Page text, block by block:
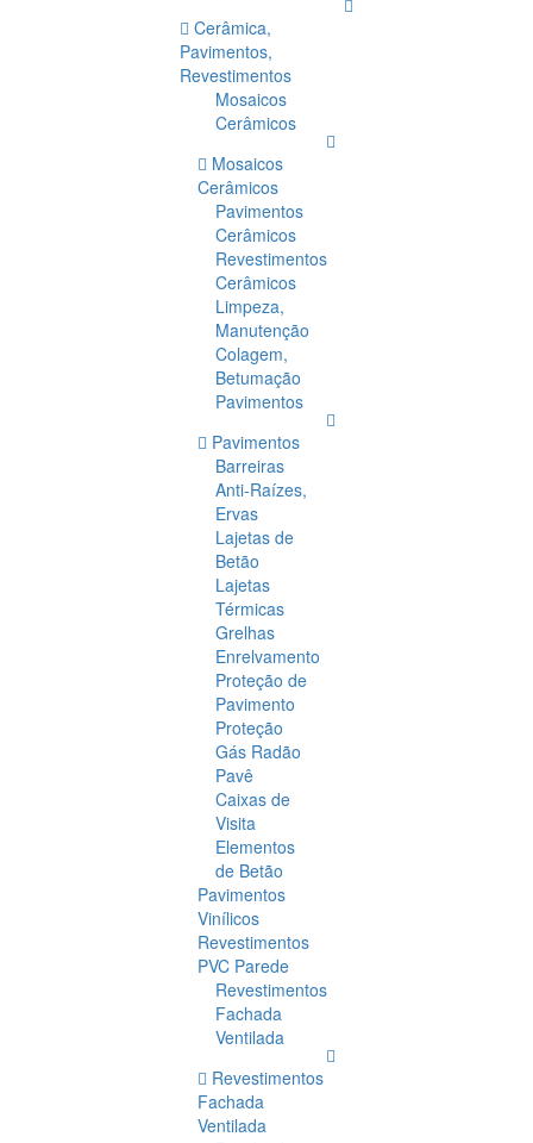
Cerâmica,
Pavimentos,
Revestimentos
Mosaicos
Cerâmicos
Mosaicos
Cerâmicos
Pavimentos
Cerâmicos
Revestimentos
Cerâmicos
Limpeza,
Manutenção
Colagem,
Betumação
Pavimentos
Pavimentos
Barreiras
Anti-Raízes,
Ervas
Lajetas de
Betão
Lajetas
Térmicas
Grelhas
Enrelvamento
Proteção de
Pavimento
Proteção
Gás Radão
Pavê
Caixas de
Visita
Elementos
de Betão
Pavimentos
Vinílicos
Revestimentos
PVC Parede
Revestimentos
Fachada
Ventilada
Revestimentos
Fachada
Ventilada